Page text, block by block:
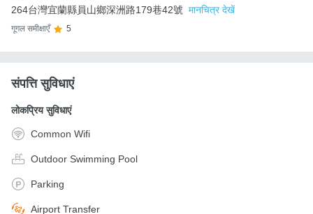
264台灣宜蘭縣員山鄉深洲路179巷42號 मानचित्र देखें
गूगल समीक्षाएँ 5
संपत्ति सुविधाएं
लोकप्रिय सुविधाएं
Common Wifi
Outdoor Swimming Pool
Parking
Airport Transfer